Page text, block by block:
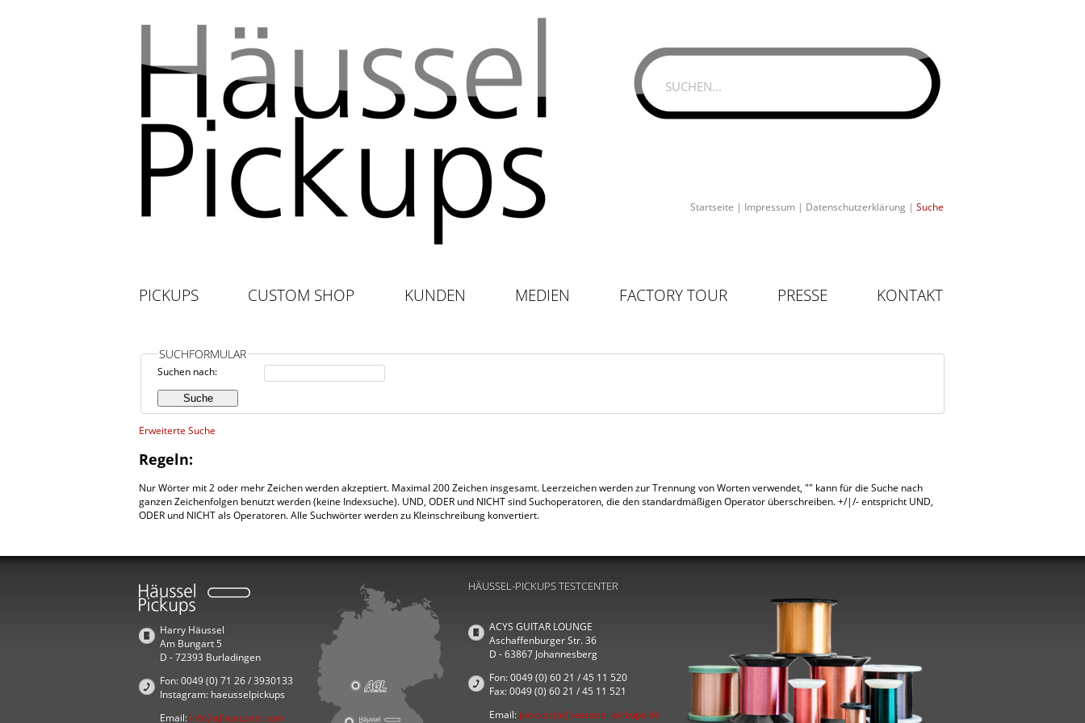
Startseite | Impressum | Datenschutzerklärung | Suche
PICKUPS CUSTOM SHOP KUNDEN MEDIEN FACTORY TOUR PRESSE KONTAKT
SUCHFORMULAR
Suchen nach:
Erweiterte Suche
Regeln:
Nur Wörter mit 2 oder mehr Zeichen werden akzeptiert. Maximal 200 Zeichen insgesamt. Leerzeichen werden zur Trennung von Worten verwendet, "" kann für die Suche nach
ganzen Zeichenfolgen benutzt werden (keine Indexsuche). UND, ODER und NICHT sind Suchoperatoren, die den standardmäßigen Operator überschreiben. +/|/- entspricht UND,
ODER und NICHT als Operatoren. Alle Suchwörter werden zu Kleinschreibung konvertiert.
Harry Häussel
Am Bungart 5
D - 72393 Burladingen
Fon: 0049 (0) 71 26 / 3930133
Instagram: haeusselpickups
Email: info(at)haeussel.com
HÄUSSEL-PICKUPS TESTCENTER
ACYS GUITAR LOUNGE
Aschaffenburger Str. 36
D - 63867 Johannesberg
Fon: 0049 (0) 60 21 / 45 11 520
Fax: 0049 (0) 60 21 / 45 11 521
Email: pickups(at)haeussel-pickups.de